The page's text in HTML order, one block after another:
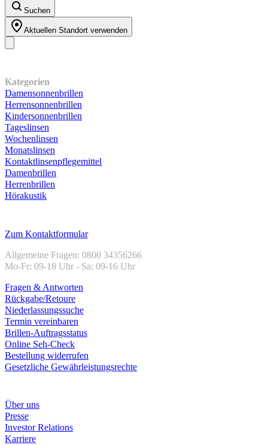
Suchen
Aktuellen Standort verwenden
Kategorien
Damensonnenbrillen
Herrensonnenbrillen
Kindersonnenbrillen
Tageslinsen
Wochenlinsen
Monatslinsen
Kontaktlinsenpflegemittel
Damenbrillen
Herrenbrillen
Hörakustik
Zum Kontaktformular
Allgemeine Fragen: 0800 34356266
Mo-Fr: 09-18 Uhr - Sa: 09-16 Uhr
Fragen & Antworten
Rückgabe/Retoure
Niederlassungssuche
Termin vereinbaren
Brillen-Auftragsstatus
Online Seh-Check
Bestellung widerrufen
Gesetzliche Gewährleistungsrechte
Über uns
Presse
Investor Relations
Karriere